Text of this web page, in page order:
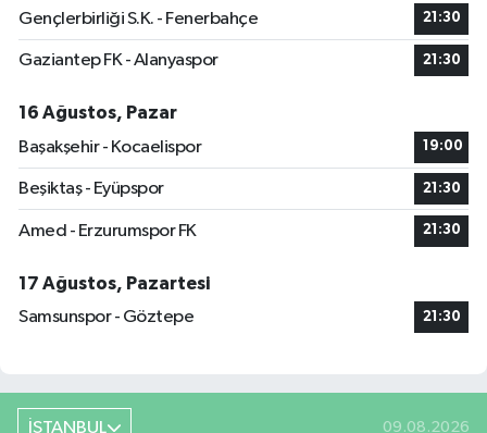
Gençlerbirliği S.K. - Fenerbahçe 21:30
Gaziantep FK - Alanyaspor 21:30
16 Ağustos, Pazar
Başakşehir - Kocaelispor
19:00
Beşiktaş - Eyüpspor 21:30
Amed - Erzurumspor FK 21:30
17 Ağustos, Pazartesi
Samsunspor - Göztepe
21:30
İSTANBUL 09.08.2026